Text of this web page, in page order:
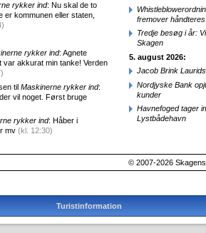
rykker ind: Nu skal de to
er kommunen eller staten,
rykker ind: Agnete
var akkurat min tanke! Verden
til Maskinerne rykker ind:
vil noget. Først bruge
rykker ind: Håber i
mv (kl. 12:30)
fremover
Tredje besøg i år:
Skagen
5. august 2026:
Jacob Brink
Nordjyske Bank
kunder
Havnefoged tager
Lystbådehavn
© 2007-2026
Turistinformation